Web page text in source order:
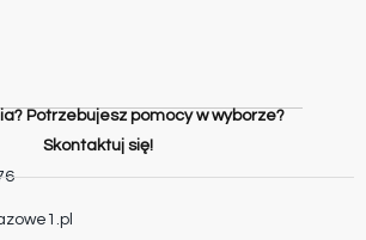
Potrzebujesz pomocy w wyborze?
Skontaktuj się!